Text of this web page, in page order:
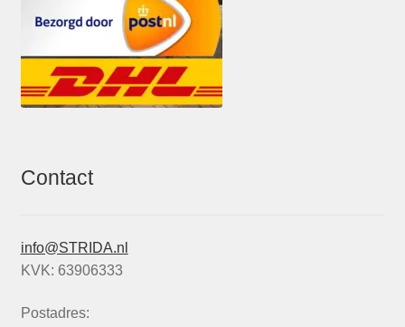
Contact
info@STRIDA.nl
KVK: 63906333
Postadres: